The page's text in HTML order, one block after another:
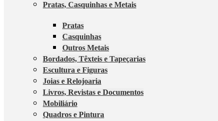
Pratas, Casquinhas e Metais
Pratas
Casquinhas
Outros Metais
Bordados, Têxteis e Tapeçarias
Escultura e Figuras
Joias e Relojoaria
Livros, Revistas e Documentos
Mobiliário
Quadros e Pintura